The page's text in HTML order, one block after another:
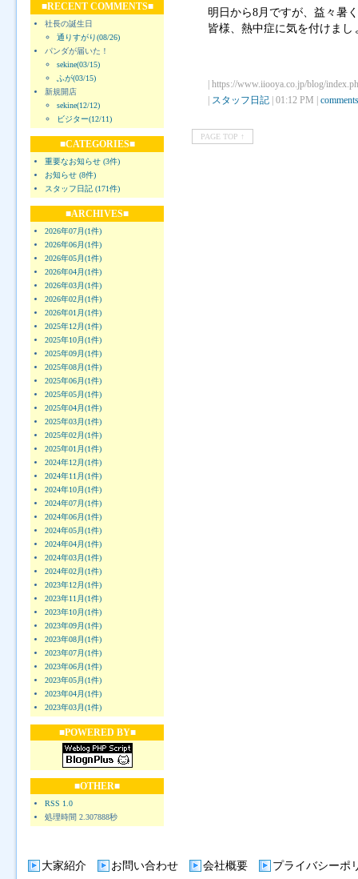
■RECENT COMMENTS■
社長の誕生日
通りすがり(08/26)
パンダが届いた！
sekine(03/15)
ふが(03/15)
新規開店
sekine(12/12)
ビジター(12/11)
■CATEGORIES■
重要なお知らせ (3件)
お知らせ (8件)
スタッフ日記 (171件)
■ARCHIVES■
2026年07月(1件)
2026年06月(1件)
2026年05月(1件)
2026年04月(1件)
2026年03月(1件)
2026年02月(1件)
2026年01月(1件)
2025年12月(1件)
2025年10月(1件)
2025年09月(1件)
2025年08月(1件)
2025年06月(1件)
2025年05月(1件)
2025年04月(1件)
2025年03月(1件)
2025年02月(1件)
2025年01月(1件)
2024年12月(1件)
2024年11月(1件)
2024年10月(1件)
2024年07月(1件)
2024年06月(1件)
2024年05月(1件)
2024年04月(1件)
2024年03月(1件)
2024年02月(1件)
2023年12月(1件)
2023年11月(1件)
2023年10月(1件)
2023年09月(1件)
2023年08月(1件)
2023年07月(1件)
2023年06月(1件)
2023年05月(1件)
2023年04月(1件)
2023年03月(1件)
■POWERED BY■
■OTHER■
RSS 1.0
処理時間 2.307888秒
明日から8月ですが、益々暑
皆様、熱中症に気を付けまし
| https://www.iiooya.co.jp/blog/
スタッフ日記 | 01:12 PM |
PAGE TOP ↑
大家紹介 お問い合わせ 会社概要 プライバシーポ